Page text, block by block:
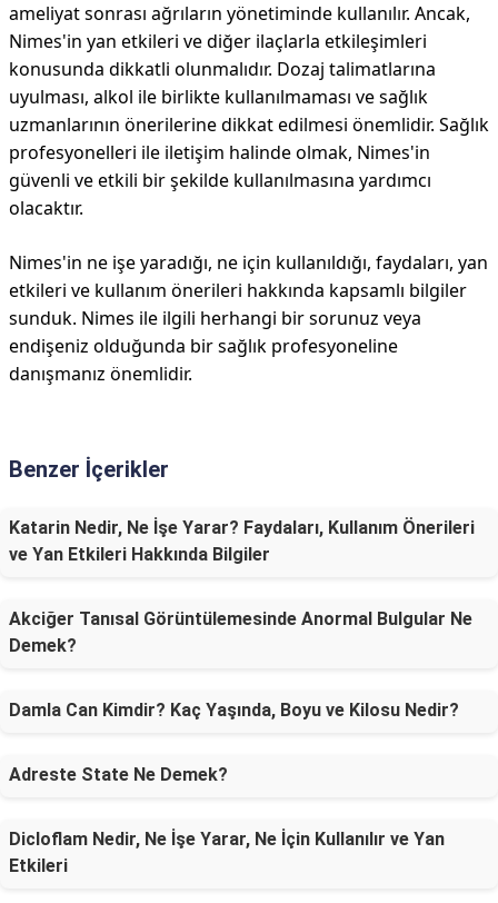
ameliyat sonrası ağrıların yönetiminde kullanılır. Ancak,
Nimes'in yan etkileri ve diğer ilaçlarla etkileşimleri
konusunda dikkatli olunmalıdır. Dozaj talimatlarına
uyulması, alkol ile birlikte kullanılmaması ve sağlık
uzmanlarının önerilerine dikkat edilmesi önemlidir. Sağlık
profesyonelleri ile iletişim halinde olmak, Nimes'in
güvenli ve etkili bir şekilde kullanılmasına yardımcı
olacaktır.
Nimes'in ne işe yaradığı, ne için kullanıldığı, faydaları, yan
etkileri ve kullanım önerileri hakkında kapsamlı bilgiler
sunduk. Nimes ile ilgili herhangi bir sorunuz veya
endişeniz olduğunda bir sağlık profesyoneline
danışmanız önemlidir.
Benzer İçerikler
Katarin Nedir, Ne İşe Yarar? Faydaları, Kullanım Önerileri
ve Yan Etkileri Hakkında Bilgiler
Akciğer Tanısal Görüntülemesinde Anormal Bulgular Ne
Demek?
Damla Can Kimdir? Kaç Yaşında, Boyu ve Kilosu Nedir?
Adreste State Ne Demek?
Dicloflam Nedir, Ne İşe Yarar, Ne İçin Kullanılır ve Yan
Etkileri